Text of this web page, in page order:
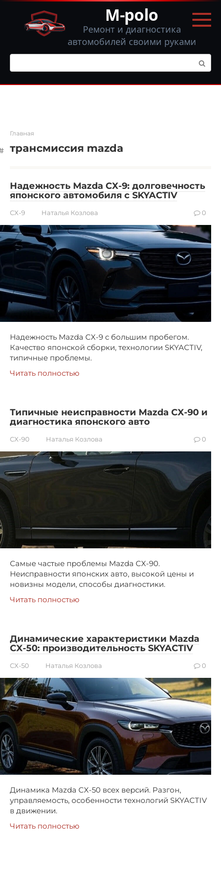
Перейти
контенту
M-polo
Ремонт и диагностика
автомобилей своими руками
Поиск:
Главная
трансмиссия mazda
Надежность Mazda CX-9: долговечность
японского автомобиля с SKYACTIV
CX-9 Наталья Козлова 0
Надежность Mazda CX-9 с большим пробегом.
Качество японской сборки, технологии SKYACTIV,
типичные проблемы.
Читать полностью
Типичные неисправности Mazda CX-90 и
диагностика японского авто
CX-90 Наталья Козлова 0
Самые частые проблемы Mazda CX-90.
Неисправности японских авто, высокой цены и
новизны модели, способы диагностики.
Читать полностью
Динамические характеристики Mazda
CX-50: производительность SKYACTIV
CX-50 Наталья Козлова 0
Динамика Mazda CX-50 всех версий. Разгон,
управляемость, особенности технологий SKYACTIV
в движении.
Читать полностью